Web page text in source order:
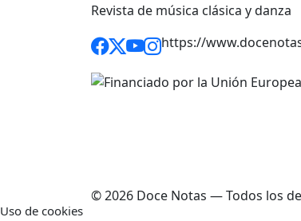
Revista de música clásica y danza
https://
© 2026 Doce Notas — Todos los
Uso de cookies